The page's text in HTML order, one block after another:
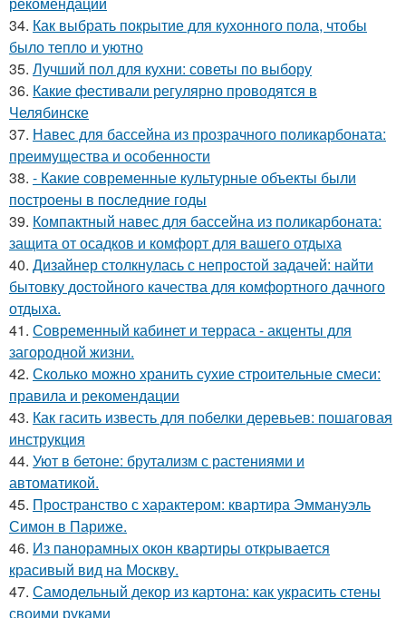
34. Как выбрать покрытие для кухонного пола, чтобы
было тепло и уютно
35. Лучший пол для кухни: советы по выбору
36. Какие фестивали регулярно проводятся в
Челябинске
37. Навес для бассейна из прозрачного поликарбоната:
преимущества и особенности
38. - Какие современные культурные объекты были
построены в последние годы
39. Компактный навес для бассейна из поликарбоната:
защита от осадков и комфорт для вашего отдыха
40. Дизайнер столкнулась с непростой задачей: найти
бытовку достойного качества для комфортного дачного
отдыха.
41. Современный кабинет и терраса - акценты для
загородной жизни.
42. Сколько можно хранить сухие строительные смеси:
правила и рекомендации
43. Как гасить известь для побелки деревьев: пошаговая
инструкция
44. Уют в бетоне: брутализм с растениями и
автоматикой.
45. Пространство с характером: квартира Эммануэль
Симон в Париже.
46. Из панорамных окон квартиры открывается
красивый вид на Москву.
47. Самодельный декор из картона: как украсить стены
своими руками